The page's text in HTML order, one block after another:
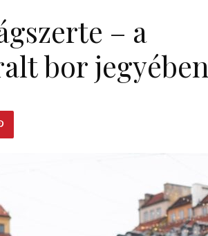
Family
– a
bor jegyében